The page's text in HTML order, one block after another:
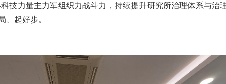
技力量主力军组织力战斗力，持续提升研究所治理体系与治
、起好步。